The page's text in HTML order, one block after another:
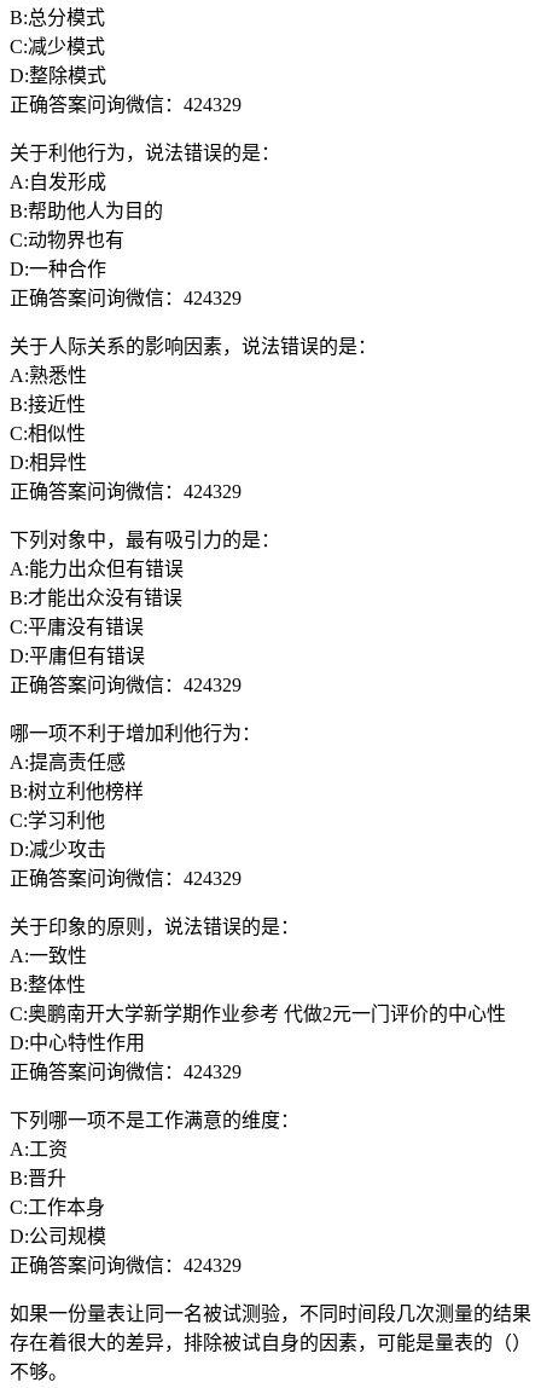
B:总分模式
C:减少模式
D:整除模式
正确答案问询微信：424329
关于利他行为，说法错误的是：
A:自发形成
B:帮助他人为目的
C:动物界也有
D:一种合作
正确答案问询微信：424329
关于人际关系的影响因素，说法错误的是：
A:熟悉性
B:接近性
C:相似性
D:相异性
正确答案问询微信：424329
下列对象中，最有吸引力的是：
A:能力出众但有错误
B:才能出众没有错误
C:平庸没有错误
D:平庸但有错误
正确答案问询微信：424329
哪一项不利于增加利他行为：
A:提高责任感
B:树立利他榜样
C:学习利他
D:减少攻击
正确答案问询微信：424329
关于印象的原则，说法错误的是：
A:一致性
B:整体性
C:奥鹏南开大学新学期作业参考 代做2元一门评价的中心性
D:中心特性作用
正确答案问询微信：424329
下列哪一项不是工作满意的维度：
A:工资
B:晋升
C:工作本身
D:公司规模
正确答案问询微信：424329
如果一份量表让同一名被试测验，不同时间段几次测量的结果
存在着很大的差异，排除被试自身的因素，可能是量表的（）
不够。